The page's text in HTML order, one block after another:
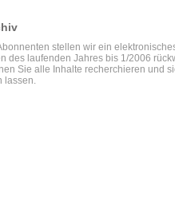
stellen wir ein
des laufenden Jahres bis 1/2006
Sie alle Inhalte recherchieren und
lassen.